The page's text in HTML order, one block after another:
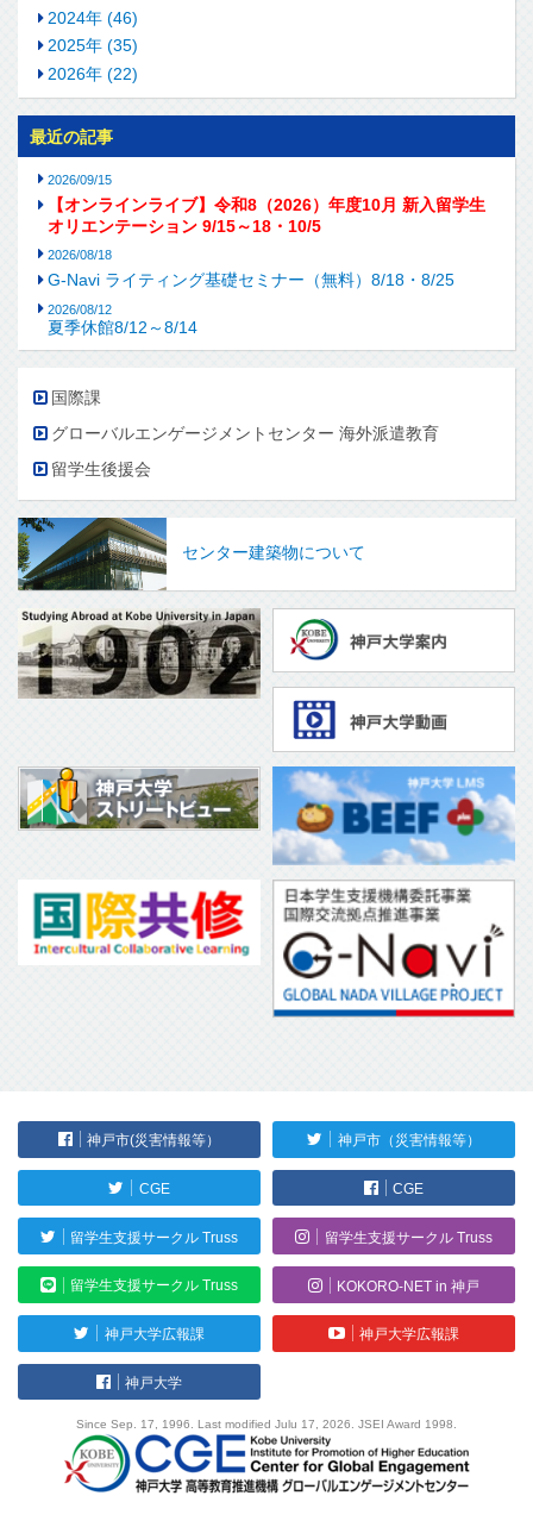
2024年 (46)
2025年 (35)
2026年 (22)
最近の記事
2026/09/15
【オンラインライブ】令和8（2026）年度10月 新入留学生
オリエンテーション 9/15～18・10/5
2026/08/18
G-Navi ライティング基礎セミナー（無料）8/18・8/25
2026/08/12
夏季休館8/12～8/14
国際課
グローバルエンゲージメントセンター 海外派遣教育
留学生後援会
センター建築物について
神戸市(災害情報等） 神戸市（災害情報等）
CGE CGE
留学生支援サークル Truss 留学生支援サークル Truss
留学生支援サークル Truss KOKORO-NET in 神戸
神戸大学広報課 神戸大学広報課
神戸大学
Since Sep. 17, 1996. Last modified Julu 17, 2026. JSEI Award 1998.